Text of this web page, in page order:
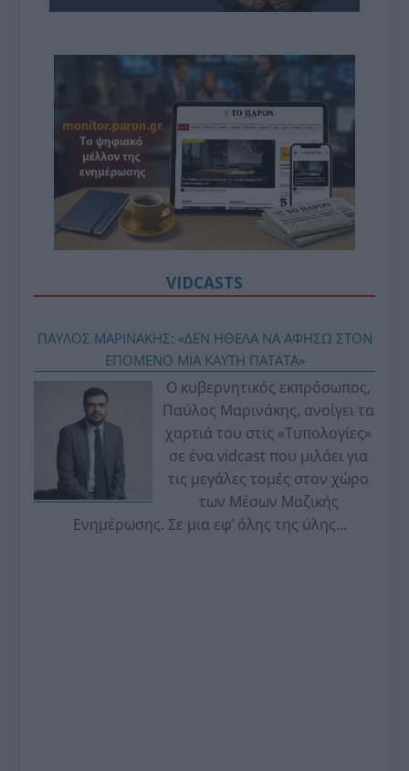
VIDCASTS
ΠΑΥΛΟΣ ΜΑΡΙΝΑΚΗΣ: «ΔΕΝ ΗΘΕΛΑ ΝΑ ΑΦΗΣΩ ΣΤΟΝ
ΕΠΟΜΕΝΟ ΜΙΑ ΚΑΥΤΗ ΠΑΤΑΤΑ»
Ο κυβερνητικός εκπρόσωπος,
Παύλος Μαρινάκης, ανοίγει τα
χαρτιά του στις «Τυπολογίες»
σε ένα vidcast που μιλάει για
τις μεγάλες τομές στον χώρο
των Μέσων Μαζικής
Ενημέρωσης. Σε μια εφ’ όλης της ύλης